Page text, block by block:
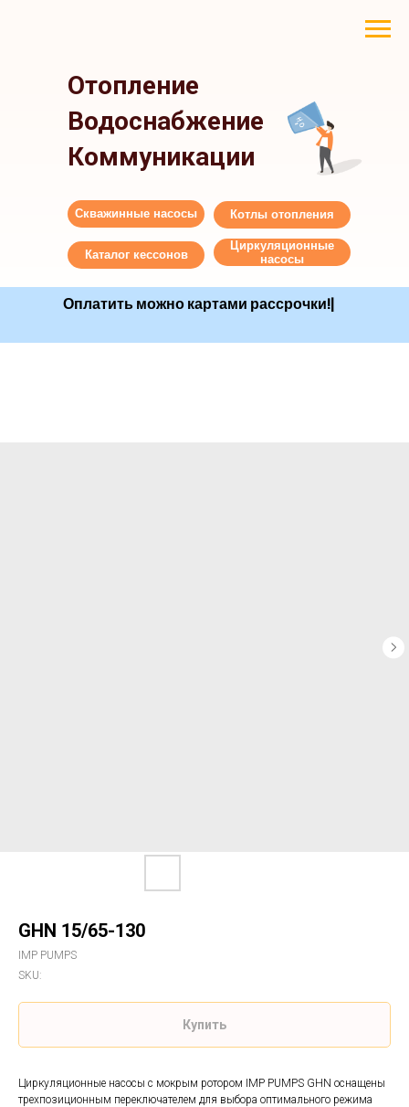
Отопление
Водоснабжение
Коммуникации
Оплатить можно картами рассрочки!
Скважинные насосы
Каталог кессонов
Циркуляционные
насосы
Котлы отопления
GHN 15/65-130
IMP PUMPS
SKU:
Купить
Циркуляционные насосы с мокрым ротором IMP PUMPS GHN оснащены
трехпозиционным переключателем для выбора оптимального режима